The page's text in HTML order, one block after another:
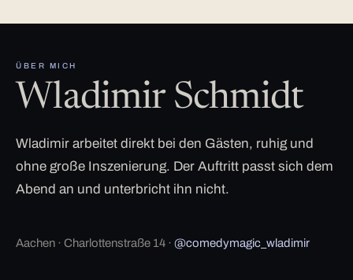
ÜBER MICH
Wladimir Schmidt
Wladimir arbeitet direkt bei den Gästen, ruhig und
ohne große Inszenierung. Der Auftritt passt sich dem
Abend an und unterbricht ihn nicht.
Aachen · Charlottenstraße 14 · @comedymagic_wladimir